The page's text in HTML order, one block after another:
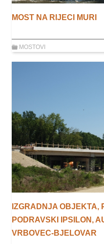
MOST NA RIJECI MURI
MOSTOVI
IZGRADNJA OBJEKTA,
PODRAVSKI IPSILON,
VRBOVEC-BJELOVAR